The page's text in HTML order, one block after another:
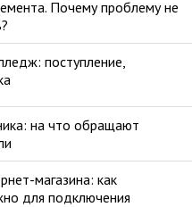
Почему проблему не
поступление,
на что обращают
магазина: как
для подключения